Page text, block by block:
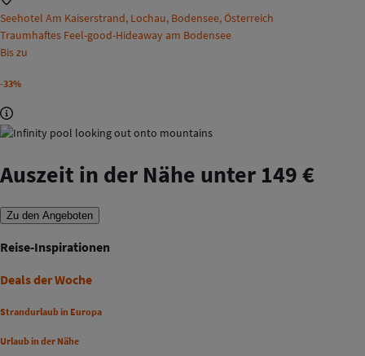
Seehotel Am Kaiserstrand, Lochau, Bodensee, Österreich
Traumhaftes Feel-good-Hideaway am Bodensee
Bis zu
-33%
Auszeit in der Nähe unter 149 €
Zu den Angeboten
Reise-Inspirationen
Deals der Woche
Strandurlaub in Europa
Urlaub in der Nähe